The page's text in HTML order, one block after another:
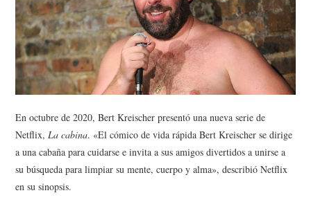
SPORTS
TECHNOLOGY
En octubre de 2020, Bert Kreischer presentó una nueva serie de
Netflix,La cabina. «El cómico de vida rápida Bert Kreischer se dirige
a una cabaña para cuidarse e invita a sus amigos divertidos a unirse a
su búsqueda para limpiar su mente, cuerpo y alma», describió Netflix
en su sinopsis.